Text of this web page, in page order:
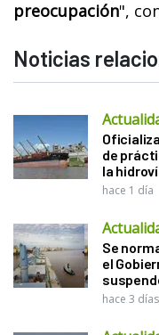
preocupación",
Noticias
de
la
hace 1 día
Se
el
hace 3 días